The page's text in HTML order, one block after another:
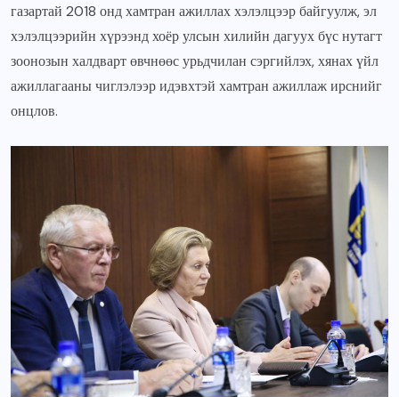
газартай 2018 онд хамтран ажиллах хэлэлцээр байгуулж, эл
хэлэлцээрийн хүрээнд хоёр улсын хилийн дагуух бүс нутагт
зоонозын халдварт өвчнөөс урьдчилан сэргийлэх, хянах үйл
ажиллагааны чиглэлээр идэвхтэй хамтран ажиллаж ирснийг
онцлов.